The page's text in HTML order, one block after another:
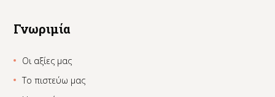
Γνωριμία
Οι αξίες μας
Το πιστεύω μας